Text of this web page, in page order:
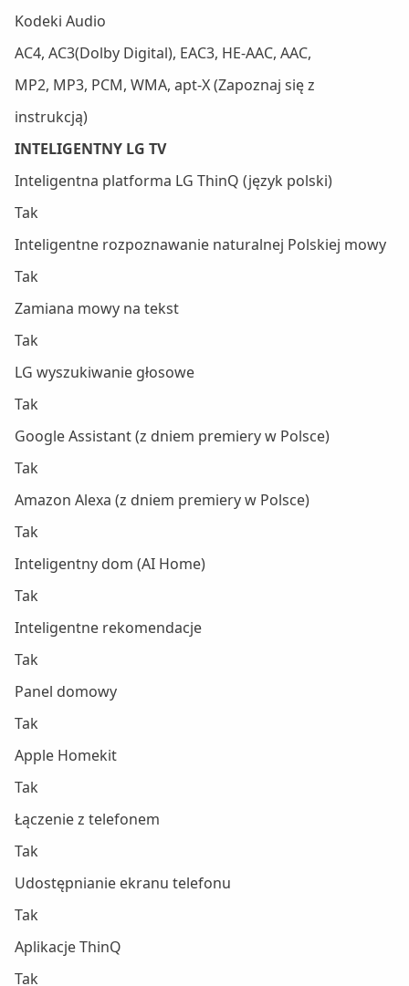
Kodeki Audio
AC4, AC3(Dolby Digital), EAC3, HE-AAC, AAC,
MP2, MP3, PCM, WMA, apt-X (Zapoznaj się z
instrukcją)
INTELIGENTNY LG TV
Inteligentna platforma LG ThinQ (język polski)
Tak
Inteligentne rozpoznawanie naturalnej Polskiej mowy
Tak
Zamiana mowy na tekst
Tak
LG wyszukiwanie głosowe
Tak
Google Assistant (z dniem premiery w Polsce)
Tak
Amazon Alexa (z dniem premiery w Polsce)
Tak
Inteligentny dom (AI Home)
Tak
Inteligentne rekomendacje
Tak
Panel domowy
Tak
Apple Homekit
Tak
Łączenie z telefonem
Tak
Udostępnianie ekranu telefonu
Tak
Aplikacje ThinQ
Tak